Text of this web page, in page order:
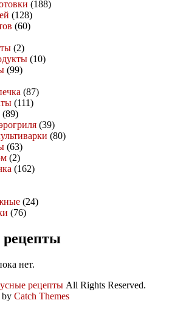
(188)
(128)
(60)
(2)
(10)
(99)
(87)
(111)
(89)
(39)
(80)
(63)
(2)
(162)
(24)
(76)
нет.
рецепты All Rights Reserved.
by Catch Themes